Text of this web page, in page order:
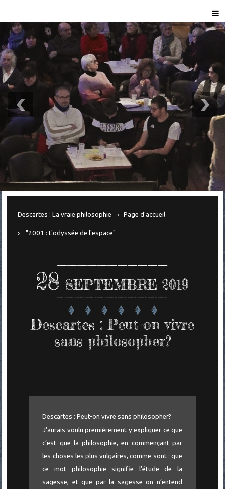
Descartes : La vraie philosophie Page d'accueil
"2001 : L'odyssée de l'espace"
28 SEPTEMBRE 2019
Descartes : Peut-on vivre
sans philosopher?
Descartes : Peut-on vivre sans philosopher?
J’aurais voulu premièrement y expliquer ce que
c’est que la philosophie, en commençant par
les choses les plus vulgaires, comme sont : que
ce mot philosophie signifie l’étude de la
sagesse, et que par la sagesse on n’entend